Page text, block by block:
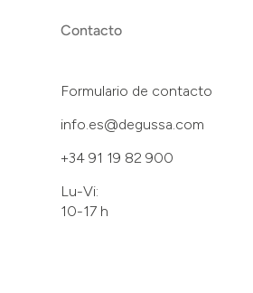
Contacto
Formulario de contacto
info.es@degussa.com
+34 91 19 82 900
Lu-Vi:
10-17 h